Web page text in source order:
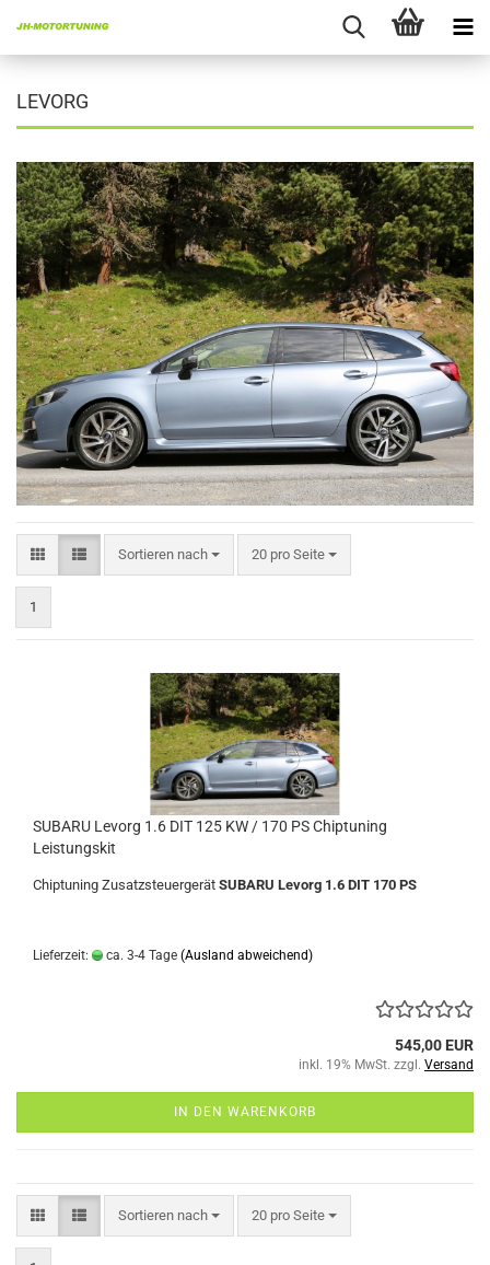
LEVORG
Sortieren nach
Sortieren nach 20 pro Seite
pro Seite
1
SUBARU Levorg 1.6 DIT 125 KW / 170 PS Chiptuning
Leistungskit
Chiptuning Zusatzsteuergerät SUBARU Levorg 1.6 DIT 170 PS
Lieferzeit: ca. 3-4 Tage (Ausland abweichend)
545,00 EUR
inkl. 19% MwSt. zzgl. Versand
IN DEN WARENKORB
Sortieren nach
Sortieren nach 20 pro Seite
pro Seite